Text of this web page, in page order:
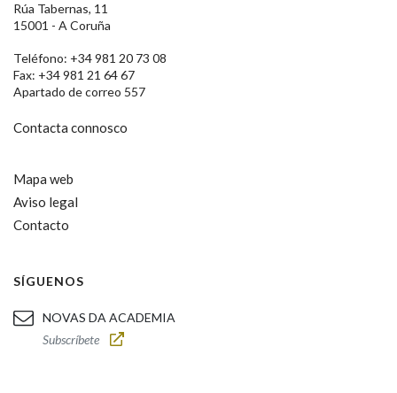
Rúa Tabernas, 11
15001 - A Coruña
Teléfono: +34 981 20 73 08
Fax: +34 981 21 64 67
Apartado de correo 557
Contacta connosco
Mapa web
Aviso legal
Contacto
SÍGUENOS
NOVAS DA ACADEMIA
Subscríbete